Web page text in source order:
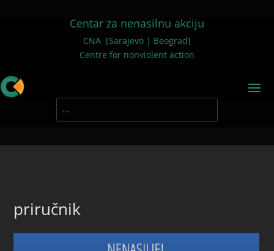
Centar za nenasilnu akciju
CNA [Sarajevo | Beograd]
Centre for nonviolent action
priručnik